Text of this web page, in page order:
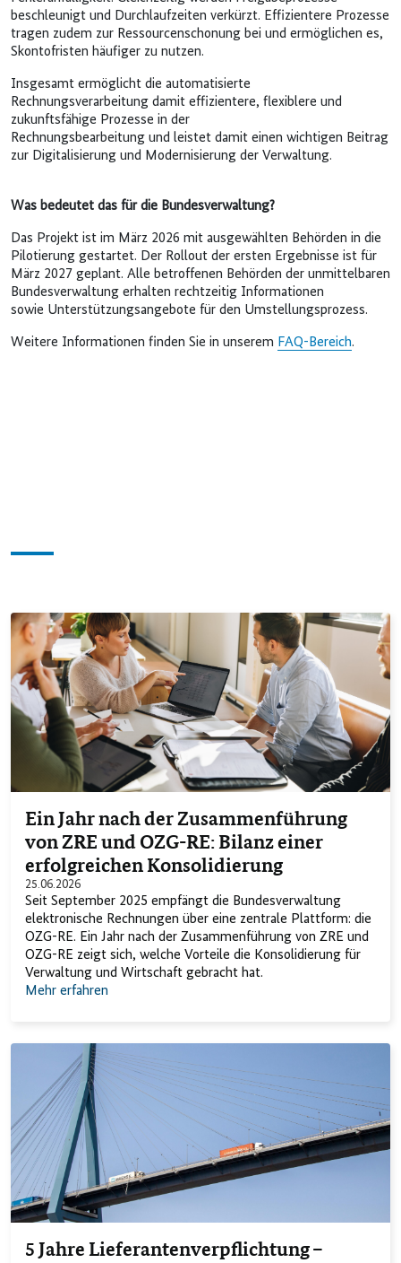
beschleunigt und Durchlaufzeiten verkürzt. Effizientere Prozesse
tragen zudem zur Ressourcenschonung bei und ermöglichen es,
Skontofristen häufiger zu nutzen.
Insgesamt ermöglicht die automatisierte
Rechnungsverarbeitung damit effizientere, flexiblere und
zukunftsfähige Prozesse in der
Rechnungsbearbeitung und leistet damit einen wichtigen Beitrag
zur Digitalisierung und Modernisierung der Verwaltung.
Was bedeutet das für die Bundesverwaltung?
Das Projekt ist im März 2026 mit ausgewählten Behörden in die
Pilotierung gestartet. Der Rollout der ersten Ergebnisse ist für
März 2027 geplant. Alle betroffenen Behörden der unmittelbaren
Bundesverwaltung erhalten rechtzeitig Informationen
sowie Unterstützungsangebote für den Umstellungsprozess.
Weitere Informationen finden Sie in unserem FAQ-Bereich.
Ein Jahr nach der Zusammenführung
von ZRE und OZG-RE: Bilanz einer
erfolgreichen Konsolidierung
25.06.2026
Seit September 2025 empfängt die Bundesverwaltung
elektronische Rechnungen über eine zentrale Plattform: die
OZG-RE. Ein Jahr nach der Zusammenführung von ZRE und
OZG-RE zeigt sich, welche Vorteile die Konsolidierung für
Verwaltung und Wirtschaft gebracht hat.
Mehr erfahren
5 Jahre Lieferantenverpflichtung –